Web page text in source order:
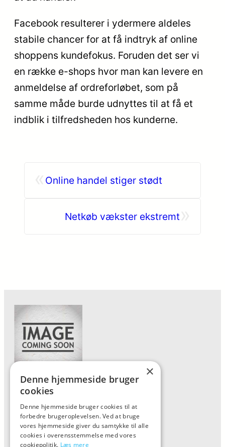
Facebook resulterer i ydermere aldeles
stabile chancer for at få indtryk af online
shoppens kundefokus. Foruden det ser vi
en række e-shops hvor man kan levere en
anmeldelse af ordreforløbet, som på
samme måde burde udnyttes til at få et
indblik i tilfredsheden hos kunderne.
Online handel stiger stødt
Netkøb vækster ekstremt
Forside
Vis alle produkter
Kontakt
Oversigt artikler
×
Denne hjemmeside bruger
cookies
Denne hjemmeside bruger cookies til at
forbedre brugeroplevelsen. Ved at bruge
vores hjemmeside giver du samtykke til alle
cookies i overensstemmelse med vores
cookiepolitik. Læs mere